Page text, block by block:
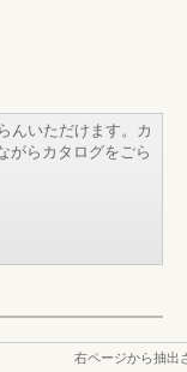
んいただけます。カ
がらカタログをごら
右ページから抽出